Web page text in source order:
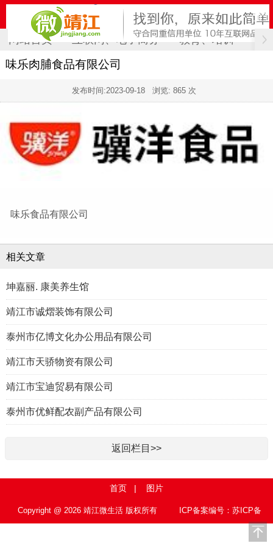
网站首页 互联网、电子商务 教育、培训 计
味乐肉脯食品有限公司
发布时间:2023-09-18 浏览: 865 次
味乐食品有限公司
相关文章
坤嘉丽. 康美养生馆
靖江市诚熠装饰有限公司
泰州市亿博文化办公用品有限公司
靖江市天骄物资有限公司
靖江市宝迪贸易有限公司
泰州市优鲜配农副产品有限公司
返回栏目>>
首页 | 图片
Copyright @ 2026 靖江微生活 版权所有
ICP备案编号：苏ICP备
15010767号